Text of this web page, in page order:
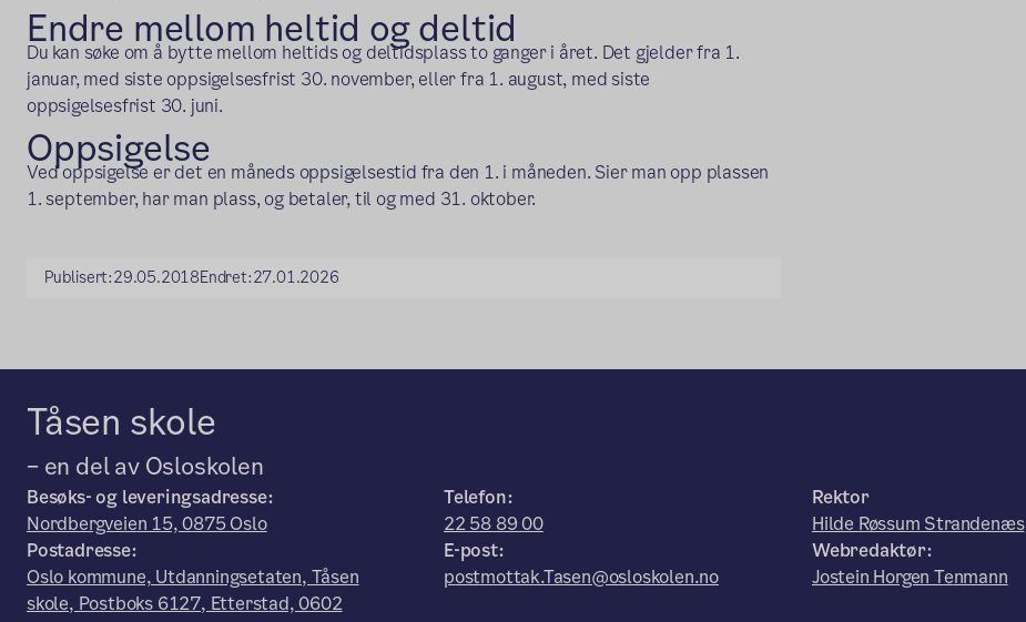
Endre mellom heltid og deltid
Du kan søke om å bytte mellom heltids og deltidsplass to ganger i året. Det gjelder fra 1.
januar, med siste oppsigelsesfrist 30. november, eller fra 1. august, med siste
oppsigelsesfrist 30. juni.
Oppsigelse
Ved oppsigelse er det en måneds oppsigelsestid fra den 1. i måneden. Sier man opp plassen
1. september, har man plass, og betaler, til og med 31. oktober.
Publisert:29.05.2018Endret:27.01.2026
Tåsen skole
– en del av Osloskolen
Besøks- og leveringsadresse:
Nordbergveien 15, 0875 Oslo
Postadresse:
Oslo kommune, Utdanningsetaten, Tåsen
skole, Postboks 6127, Etterstad, 0602
Telefon:
22 58 89 00
E-post:
postmottak.Tasen@osloskolen.no
Rektor
Hilde Røssum Strandenæs
Webredaktør:
Jostein Horgen Tenmann